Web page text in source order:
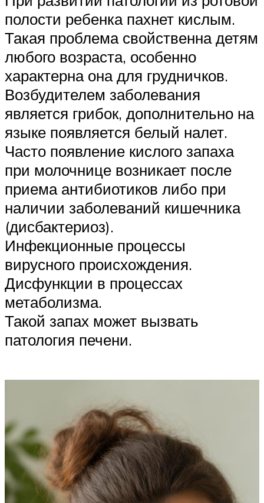
полости ребенка пахнет кислым.
Такая проблема свойственна детям
любого возраста, особенно
характерна она для грудничков.
Возбудителем заболевания
является грибок, дополнительно на
языке появляется белый налет.
Часто появление кислого запаха
при молочнице возникает после
приема антибиотиков либо при
наличии заболеваний кишечника
(дисбактериоз).
Инфекционные процессы
вирусного происхождения.
Дисфункции в процессах
метаболизма.
Такой запах может вызвать
патология печени.